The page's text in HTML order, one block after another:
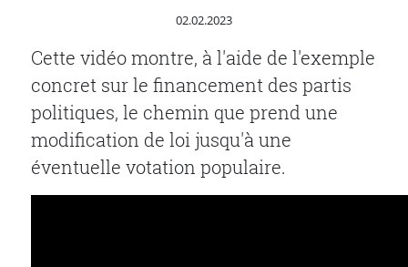
Publié le
02.02.2023
Cette vidéo montre, à l'aide de l'exemple
concret sur le financement des partis
politiques, le chemin que prend une
modification de loi jusqu'à une
éventuelle votation populaire.